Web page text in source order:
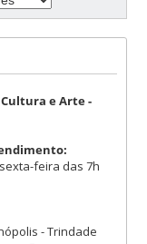
e Arte -
feira das 7h
- Trindade